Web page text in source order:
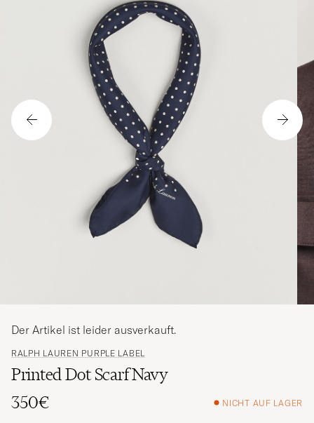
RALPH LAUREN PURPLE LABEL
Printed Dot Scarf Navy
350€
NICHT AUF LAGER
Der Artikel ist leider ausverkauft.